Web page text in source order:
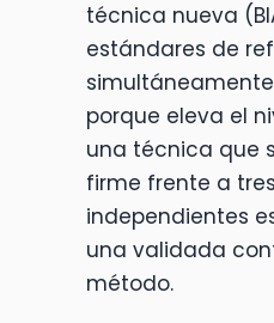
técnica nueva
estándares de
porque eleva el
una técnica que
firme frente a
independientes
una validada
método.